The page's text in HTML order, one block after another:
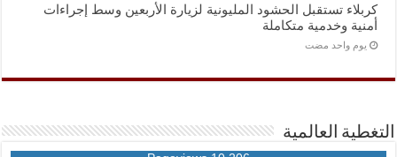
كربلاء تستقبل الحشود المليونية لزيارة الأربعين وسط إجراءات
أمنية وخدمية متكاملة
‏يوم واحد مضت
التغطية العالمية